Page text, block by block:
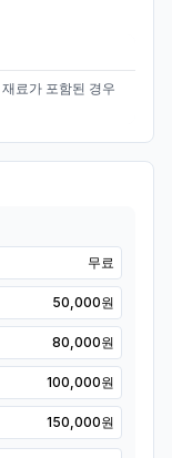
료가 포함된 경우
무료
50,000원
80,000원
100,000원
150,000원